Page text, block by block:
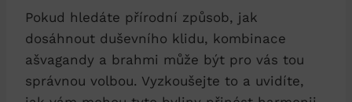
Pokud hledáte přírodní způsob, jak
dosáhnout duševního klidu, kombinace
ašvagandy a brahmi může být pro vás tou
správnou volbou. Vyzkoušejte to a uvidíte,